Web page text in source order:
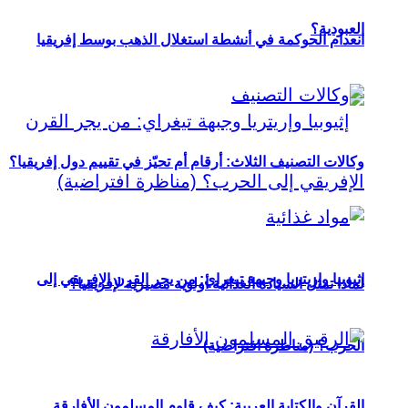
العبودية؟
إثيوبيا وإريتريا وجبهة تيغراي: من يجر القرن الإفريقي إلى
الحرب؟ (مناظرة افتراضية)
انعدام الحوكمة في أنشطة استغلال الذهب بوسط إفريقيا
وكالات التصنيف الثلاث: أرقام أم تحيّز في تقييم دول إفريقيا؟
لماذا تمثل السيادة الغذائية أولوية مصيرية لإفريقيا؟